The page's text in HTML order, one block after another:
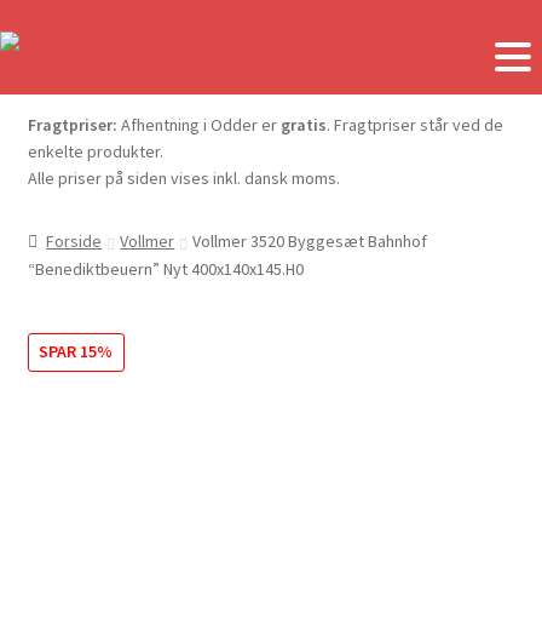
Fragtpriser: Afhentning i Odder er gratis. Fragtpriser står ved de
enkelte produkter.
Alle priser på siden vises inkl. dansk moms.
Forside Vollmer
Vollmer 3520 Byggesæt Bahnhof
“Benediktbeuern” Nyt 400x140x145.H0
SPAR 15%